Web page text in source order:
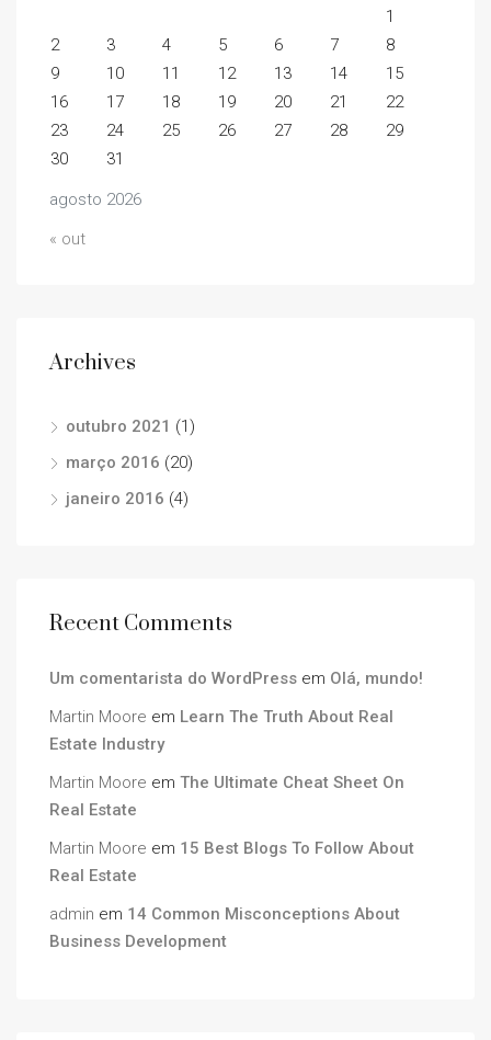
agosto 2026
1
2
3 4 5 6 7
8
9
10 11 12 13 14
15
16
17 18 19 20 21
22
23
24 25 26 27 28
29
30
31
« out
Archives
outubro 2021 (1)
março 2016 (20)
janeiro 2016 (4)
Recent Comments
Um comentarista do WordPress em Olá, mundo!
Martin Moore em Learn The Truth About Real
Estate Industry
Martin Moore em The Ultimate Cheat Sheet On
Real Estate
Martin Moore em 15 Best Blogs To Follow About
Real Estate
admin em 14 Common Misconceptions About
Business Development